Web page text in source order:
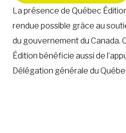
La présence de Québec
rendue possible grâce au
du gouvernement du Canada.
Édition bénéficie aussi de
Délégation générale du